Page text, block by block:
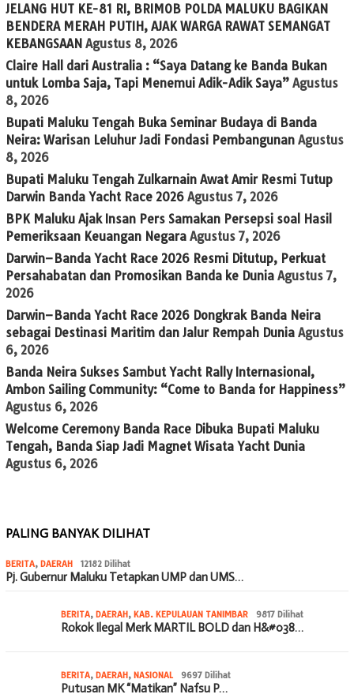
JELANG HUT KE-81 RI, BRIMOB POLDA MALUKU BAGIKAN
BENDERA MERAH PUTIH, AJAK WARGA RAWAT SEMANGAT
KEBANGSAAN Agustus 8, 2026
Claire Hall dari Australia : “Saya Datang ke Banda Bukan
untuk Lomba Saja, Tapi Menemui Adik-Adik Saya” Agustus
8, 2026
Bupati Maluku Tengah Buka Seminar Budaya di Banda
Neira: Warisan Leluhur Jadi Fondasi Pembangunan Agustus
8, 2026
Bupati Maluku Tengah Zulkarnain Awat Amir Resmi Tutup
Darwin Banda Yacht Race 2026 Agustus 7, 2026
BPK Maluku Ajak Insan Pers Samakan Persepsi soal Hasil
Pemeriksaan Keuangan Negara Agustus 7, 2026
Darwin–Banda Yacht Race 2026 Resmi Ditutup, Perkuat
Persahabatan dan Promosikan Banda ke Dunia Agustus 7,
2026
Darwin–Banda Yacht Race 2026 Dongkrak Banda Neira
sebagai Destinasi Maritim dan Jalur Rempah Dunia Agustus
6, 2026
Banda Neira Sukses Sambut Yacht Rally Internasional,
Ambon Sailing Community: “Come to Banda for Happiness”
Agustus 6, 2026
Welcome Ceremony Banda Race Dibuka Bupati Maluku
Tengah, Banda Siap Jadi Magnet Wisata Yacht Dunia
Agustus 6, 2026
PALING BANYAK DILIHAT
BERITA, DAERAH 12182 Dilihat
Pj. Gubernur Maluku Tetapkan UMP dan UMS…
BERITA, DAERAH, KAB. KEPULAUAN TANIMBAR 9817 Dilihat
Rokok Ilegal Merk MARTIL BOLD dan H&#038…
BERITA, DAERAH, NASIONAL 9697 Dilihat
Putusan MK “Matikan” Nafsu P…